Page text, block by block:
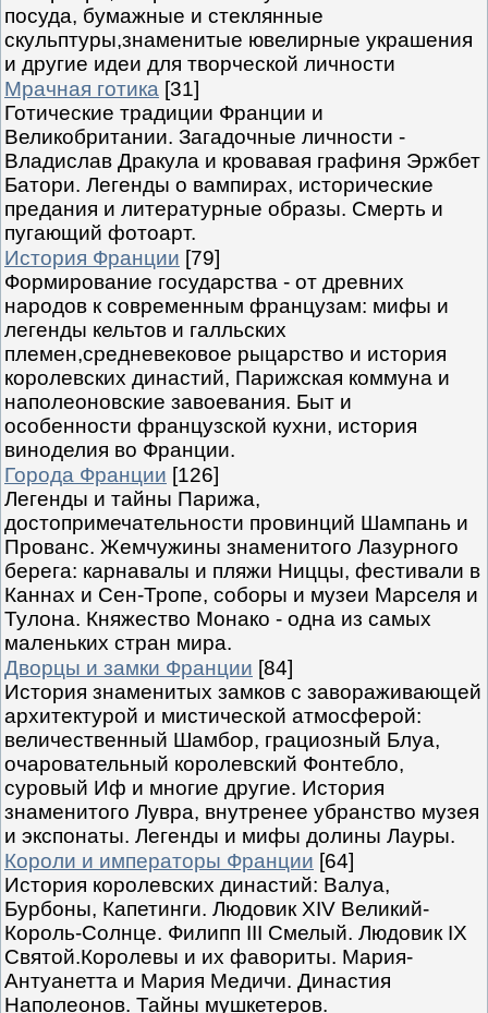
посуда, бумажные и стеклянные
скульптуры,знаменитые ювелирные украшения
и другие идеи для творческой личности
Мрачная готика [31]
Готические традиции Франции и
Великобритании. Загадочные личности -
Владислав Дракула и кровавая графиня Эржбет
Батори. Легенды о вампирах, исторические
предания и литературные образы. Смерть и
пугающий фотоарт.
История Франции [79]
Формирование государства - от древних
народов к современным французам: мифы и
легенды кельтов и галльских
племен,средневековое рыцарство и история
королевских династий, Парижская коммуна и
наполеоновские завоевания. Быт и
особенности французской кухни, история
виноделия во Франции.
Города Франции [126]
Легенды и тайны Парижа,
достопримечательности провинций Шампань и
Прованс. Жемчужины знаменитого Лазурного
берега: карнавалы и пляжи Ниццы, фестивали в
Каннах и Сен-Тропе, соборы и музеи Марселя и
Тулона. Княжество Монако - одна из самых
маленьких стран мира.
Дворцы и замки Франции [84]
История знаменитых замков с завораживающей
архитектурой и мистической атмосферой:
величественный Шамбор, грациозный Блуа,
очаровательный королевский Фонтебло,
суровый Иф и многие другие. История
знаменитого Лувра, внутренее убранство музея
и экспонаты. Легенды и мифы долины Лауры.
Короли и императоры Франции [64]
История королевских династий: Валуа,
Бурбоны, Капетинги. Людовик XIV Великий-
Король-Солнце. Филипп III Смелый. Людовик IX
Святой.Королевы и их фавориты. Мария-
Антуанетта и Мария Медичи. Династия
Наполеонов. Тайны мушкетеров.